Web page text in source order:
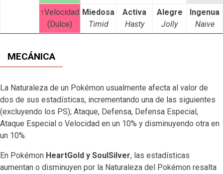
↑Velocidad
(Dulce)
Miedosa
Timid
Activa
Hasty
Alegre
Jolly
Ingenua
Naive
MECÁNICA
La Naturaleza de un Pokémon usualmente afecta al valor de
dos de sus estadísticas, incrementando una de las siguientes
(excluyendo los PS); Ataque, Defensa, Defensa Especial,
Ataque Especial o Velocidad en un 10% y disminuyendo otra en
un 10%.
En Pokémon HeartGold y SoulSilver, las estadísticas
aumentan o disminuyen por la Naturaleza del Pokémon resalta